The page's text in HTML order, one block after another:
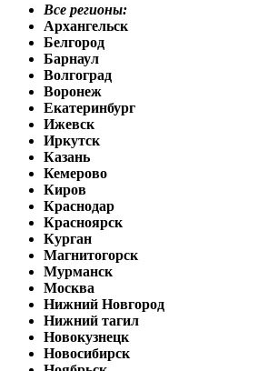
Все регионы:
Архангельск
Белгород
Барнаул
Волгоград
Воронеж
Екатеринбург
Ижевск
Иркутск
Казань
Кемерово
Киров
Краснодар
Красноярск
Курган
Магнитогорск
Мурманск
Москва
Нижний Новгород
Нижний тагил
Новокузнецк
Новосибирск